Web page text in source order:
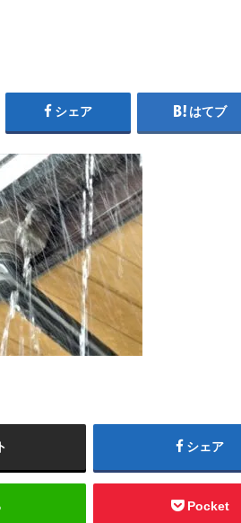
シェア はてブ
シェア
Pocket